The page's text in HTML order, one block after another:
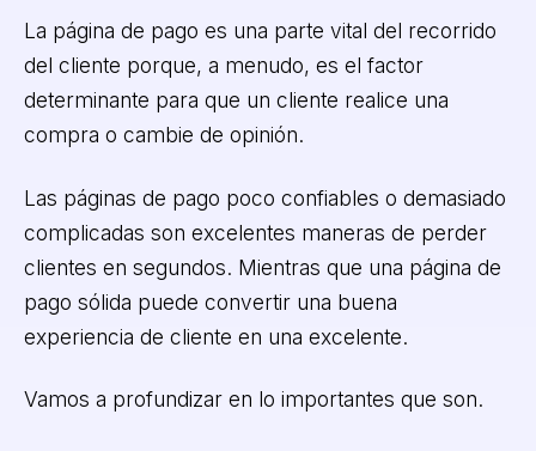
La página de pago es una parte vital del recorrido
del cliente porque, a menudo, es el factor
determinante para que un cliente realice una
compra o cambie de opinión.
Las páginas de pago poco confiables o demasiado
complicadas son excelentes maneras de perder
clientes en segundos. Mientras que una página de
pago sólida puede convertir una buena
experiencia de cliente en una excelente.
Vamos a profundizar en lo importantes que son.